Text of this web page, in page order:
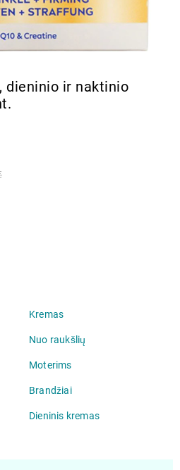
dieninio ir naktinio
Kremas
Nuo raukšlių
Moterims
Brandžiai
Dieninis kremas